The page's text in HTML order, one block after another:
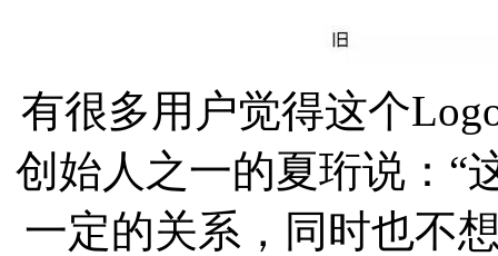
有很多用户觉得这个
创始人之一的夏珩说：“
一定的关系，同时也不